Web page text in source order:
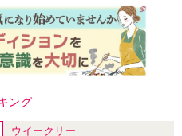
ング
ウイークリー